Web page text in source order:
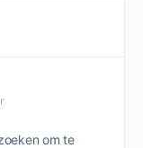
om te